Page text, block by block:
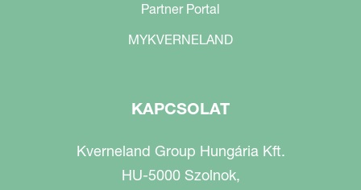
Partner Portal
MYKVERNELAND
KAPCSOLAT
Kverneland Group Hungária Kft.
HU-5000 Szolnok,